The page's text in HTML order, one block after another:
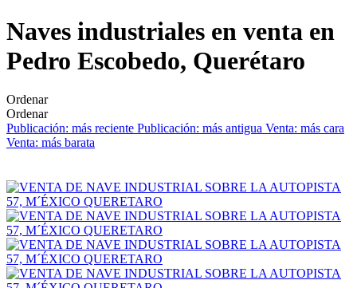
Naves industriales en venta en
Pedro Escobedo, Querétaro
Ordenar
Ordenar
Publicación: más reciente Publicación: más antigua Venta: más cara
Venta: más barata